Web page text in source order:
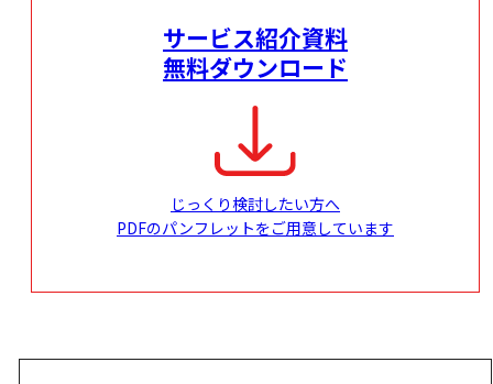
サービス紹介資料
無料ダウンロード
じっくり検討したい方へ
PDFのパンフレットをご用意しています